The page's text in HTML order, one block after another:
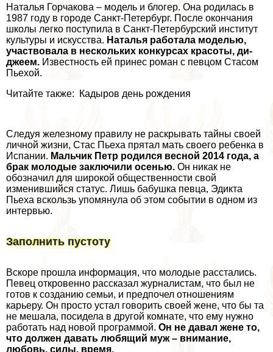
Наталья Горчакова – модель и блогер. Она родилась в
1987 году в городе Санкт-Петербург. После окончания
школы легко поступила в Санкт-Петербурский институт
культуры и искусства. Наталья работала моделью,
участвовала в нескольких конкурсах красоты, ди-
джеем. Известность ей принес роман с певцом Стасом
Пьехой.
Читайте также: Кадыров день рождения
Следуя железному правилу не раскрывать тайны своей
личной жизни, Стас Пьеха прятал мать своего ребенка в
Испании. Мальчик Петр родился весной 2014 года, а
бpaк молодые заключили осенью. Он никак не
обозначил для широкой общественности свой
изменившийся статус. Лишь бабушка певца, Эдикта
Пьеха вскользь упомянула об этом событии в одном из
интервью.
Заполнить пустоту
Вскоре прошла информация, что молодые расстались.
Певец откровенно рассказал журналистам, что был не
готов к созданию семьи, и предпочел отношениям
карьеру. Он просто устал говорить своей жене, что бы та
не мешала, посидела в другой комнате, что ему нужно
работать над новой программой. Он не давал жене то,
что должен давать любящий муж – внимание,
любовь, силы, время.